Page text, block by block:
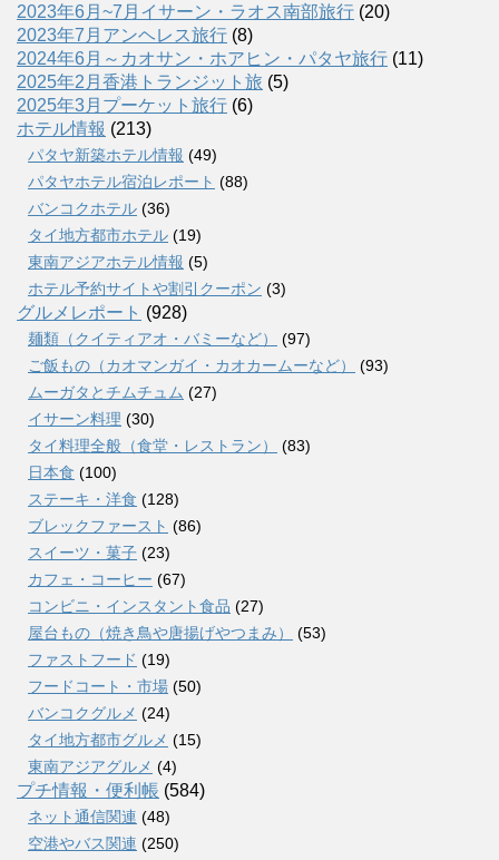
2023年6月~7月イサーン・ラオス南部旅行 (20)
2023年7月アンヘレス旅行 (8)
2024年6月～カオサン・ホアヒン・パタヤ旅行 (11)
2025年2月香港トランジット旅 (5)
2025年3月プーケット旅行 (6)
ホテル情報 (213)
パタヤ新築ホテル情報 (49)
パタヤホテル宿泊レポート (88)
バンコクホテル (36)
タイ地方都市ホテル (19)
東南アジアホテル情報 (5)
ホテル予約サイトや割引クーポン (3)
グルメレポート (928)
麺類（クイティアオ・バミーなど）
(97)
ご飯もの（カオマンガイ・カオカームーなど）
(93)
ムーガタとチムチュム (27)
イサーン料理 (30)
タイ料理全般（食堂・レストラン）
(83)
日本食 (100)
ステーキ・洋食 (128)
ブレックファースト (86)
スイーツ・菓子 (23)
カフェ・コーヒー (67)
コンビニ・インスタント食品 (27)
屋台もの（焼き鳥や唐揚げやつまみ）
(53)
ファストフード (19)
フードコート・市場 (50)
バンコクグルメ (24)
タイ地方都市グルメ (15)
東南アジアグルメ (4)
プチ情報・便利帳 (584)
ネット通信関連 (48)
空港やバス関連 (250)